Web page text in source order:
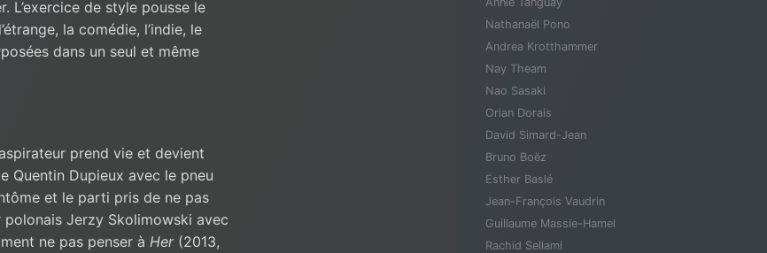
L’exercice de style pousse le
la comédie, l’indie, le
dans un seul et même
prend vie et devient
Quentin Dupieux avec le pneu
et le parti pris de ne pas
Jerzy Skolimowski avec
ne pas penser à Her (2013,
Nathanaël Pono
Andrea Krotthammer
Nay Theam
Nao Sasaki
Orian Dorais
David Simard-Jean
Bruno Boëz
Esther Baslé
Jean-François Vaudrin
Guillaume Massie-Hamel
Rachid Sellami